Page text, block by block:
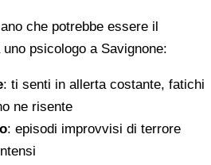
che potrebbe essere il
psicologo a Savignone:
: ti senti in allerta costante, fatichi
ne risente
: episodi improvvisi di terrore